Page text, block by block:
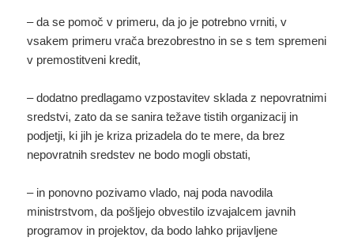
– da se pomoč v primeru, da jo je potrebno vrniti, v
vsakem primeru vrača brezobrestno in se s tem spremeni
v premostitveni kredit,
– dodatno predlagamo vzpostavitev sklada z nepovratnimi
sredstvi, zato da se sanira težave tistih organizacij in
podjetji, ki jih je kriza prizadela do te mere, da brez
nepovratnih sredstev ne bodo mogli obstati,
– in ponovno pozivamo vlado, naj poda navodila
ministrstvom, da pošljejo obvestilo izvajalcem javnih
programov in projektov, da bodo lahko prijavljene